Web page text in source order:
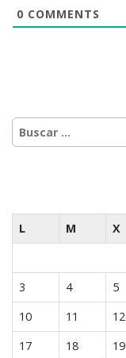
0 COMMENTS
Buscar:
L M X
3
4 5
10
11 12
17
18 19